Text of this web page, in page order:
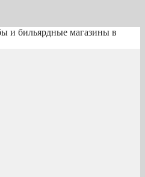
и бильярдные магазины в